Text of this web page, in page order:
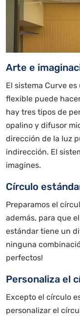
Arte e
El sistema Curve
flexible puede
hay tres tipos de
opalino y difusor
dirección de la luz
indirección. El
imagines.
Círculo
Preparamos el
además, para que
estándar tiene un
ninguna
perfectos!
Personaliza el
Excepto el círculo
personalizar el